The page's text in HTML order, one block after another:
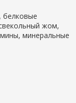
белковые
жом,
минеральные